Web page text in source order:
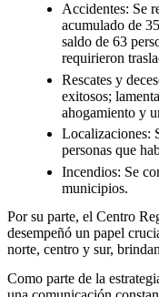
Accidentes: Se
acumulado de
saldo de 63
requirieron
Rescates y
exitosos;
ahogamiento y
Localizaciones:
personas que
Incendios: Se
municipios.
Por su parte, el Centro
desempeñó un papel
norte, centro y sur,
Como parte de la